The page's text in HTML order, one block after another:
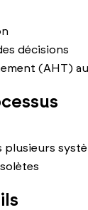
décisions
(AHT)
plusieurs